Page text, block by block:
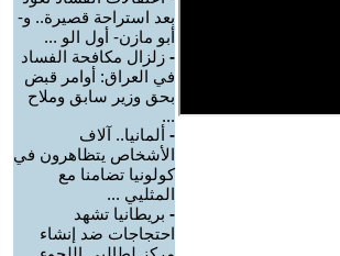
بعد استراحة قصيرة.. و-
أبو مازن- أول الو ...
- زلزال مكافحة الفساد
في العراق: أوامر قبض
بحق وزير سابق وملاح
...
- ألمانيا.. آلاف
الأشخاص يتظاهرون في
كولونيا تضامنا مع
المثليي ...
- بريطانيا تشهد
احتجاجات ضد إنشاء